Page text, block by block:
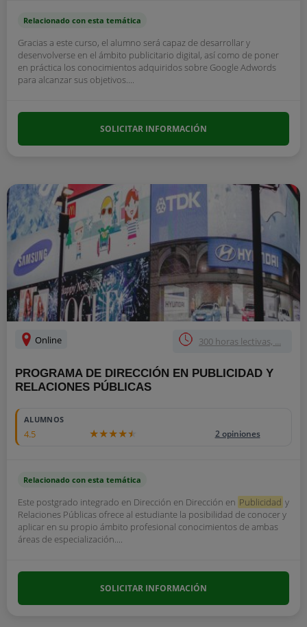
Relacionado con esta temática
Gracias a este curso, el alumno será capaz de desarrollar y
desenvolverse en el ámbito publicitario digital, así como de poner
en práctica los conocimientos adquiridos sobre Google Adwords
para alcanzar sus objetivos....
SOLICITAR INFORMACIÓN
Online 300 horas lectivas, ...
PROGRAMA DE DIRECCIÓN EN PUBLICIDAD Y
RELACIONES PÚBLICAS
ALUMNOS
4.5 2 opiniones
Relacionado con esta temática
Este postgrado integrado en Dirección en Dirección en Publicidad y
Relaciones Públicas ofrece al estudiante la posibilidad de conocer y
aplicar en su propio ámbito profesional conocimientos de ambas
áreas de especialización....
SOLICITAR INFORMACIÓN